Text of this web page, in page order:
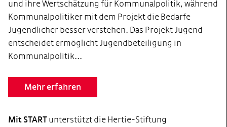
und ihre Wertschätzung für Kommunalpolitik, während
Kommunalpolitiker mit dem Projekt die Bedarfe
Jugendlicher besser verstehen. Das Projekt Jugend
entscheidet ermöglicht Jugendbeteiligung in
Kommunalpolitik...
Mehr erfahren
Mit START unterstützt die Hertie-Stiftung